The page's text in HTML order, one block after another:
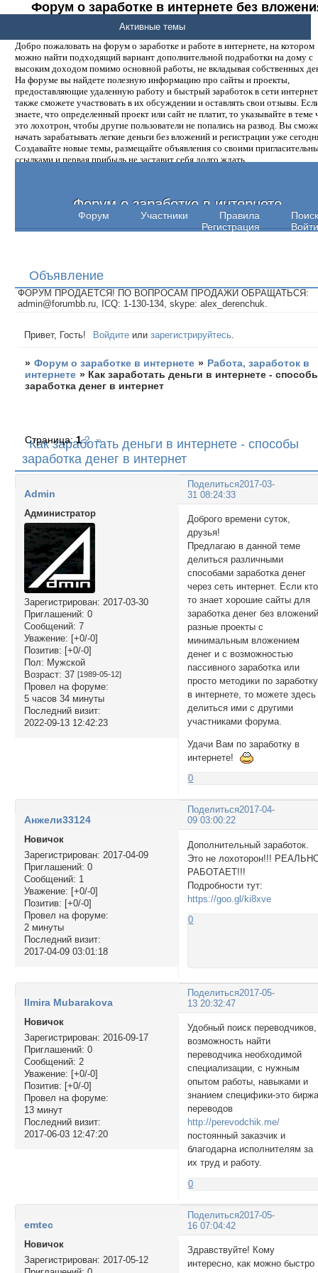
Форум о заработке в интернете без
денег.
Добро пожаловать на форум о заработке и работе в интернете, на котором
можно найти подходящий вариант дополнительной подработки на дому с
высоким доходом помимо основной работы, не вкладывая собственных
На форуме вы найдете полезную информацию про сайты и проекты,
предоставляющие удаленную работу и быстрый заработок в сети
также сможете участвовать в их обсуждении и оставлять свои отзывы.
знаете, что определенный проект или сайт не платит, то указывайте в теме
это лохотрон, чтобы другие пользователи не попались на развод. Вы
начать зарабатывать легкие деньги без вложений и регистрации уже
Создавайте новые темы, размещайте объявления со своими
ссылками и первая прибыль не заставит себя долго ждать.
Форум о заработке в интернете
Форум Участники Правила
Поиск
Регистрация
Войти
Активные темы
Объявление
ФОРУМ ПРОДАЕТСЯ! ПО ВОПРОСАМ ПРОДАЖИ ОБРАЩАТЬСЯ:
admin@forumbb.ru, ICQ: 1-130-134, skype: alex_derenchuk.
Привет, Гость! Войдите илизарегистрируйтесь
» Форум о заработке в интернете » Работа, заработок в
интернете » Как заработать деньги в интернете -
заработка денег в интернет
Как заработать деньги в интернете - способы
заработка денег в интернет
Страница:1 2 »
Поделиться2017-03-
31 08:24:33
Admin
Администратор
Зарегистрирован: 2017-03-30
Приглашений: 0
Сообщений: 7
Уважение: [+0/-0]
Позитив: [+0/-0]
Пол: Мужской
Возраст: 37 [1989-05-12]
Провел на форуме:
5 часов 34 минуты
Последний визит:
2022-09-13 12:42:23
Доброго времени суток,
друзья!
Предлагаю в данной теме
делиться различными
способами заработка денег
через сеть интернет. Если
то знает хорошие сайты для
заработка денег без
разные проекты с
минимальным вложением
денег и с возможностью
пассивного заработка или
просто методики по заработку
в интернете, то можете здесь
делиться ими с другими
участниками форума.
Удачи Вам по заработку в
интернете!
0
Поделиться2017-04-
09 03:00:22
Анжели33124
Новичок
Зарегистрирован: 2017-04-09
Приглашений: 0
Сообщений: 1
Уважение: [+0/-0]
Позитив: [+0/-0]
Провел на форуме:
2 минуты
Последний визит:
2017-04-09 03:01:18
Дополнительный заработок.
Это не лохоторон!!!
РАБОТАЕТ!!!
Подробности тут:
https://goo.gl/ki8xve
0
Поделиться2017-05-
13 20:32:47
Ilmira Mubarakova
Новичок
Зарегистрирован: 2016-09-17
Приглашений: 0
Сообщений: 2
Уважение: [+0/-0]
Позитив: [+0/-0]
Провел на форуме:
13 минут
Последний визит:
2017-06-03 12:47:20
Удобный поиск переводчиков,
возможность найти
переводчика необходимой
специализации, с нужным
опытом работы, навыками и
знанием специфики-это
переводов
http://perevodchik.me/
постоянный заказчик и
благодарна исполнителям за
их труд и работу.
0
Поделиться2017-05-
16 07:04:42
emtec
Новичок
Зарегистрирован: 2017-05-12
Здравствуйте! Кому
интересно, как можно быстро